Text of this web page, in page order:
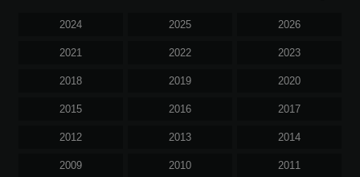
2026
2025
2024
2023
2022
2021
2020
2019
2018
2017
2016
2015
2014
2013
2012
2011
2010
2009